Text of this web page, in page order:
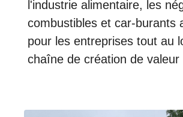
l'industrie alimentaire, les
combustibles et car-burants
pour les entreprises tout au
chaîne de création de valeur